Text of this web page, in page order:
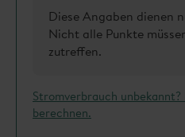
Diese Angaben dienen
Nicht alle Punkte
zutreffen.
Stromverbrauch
berechnen.